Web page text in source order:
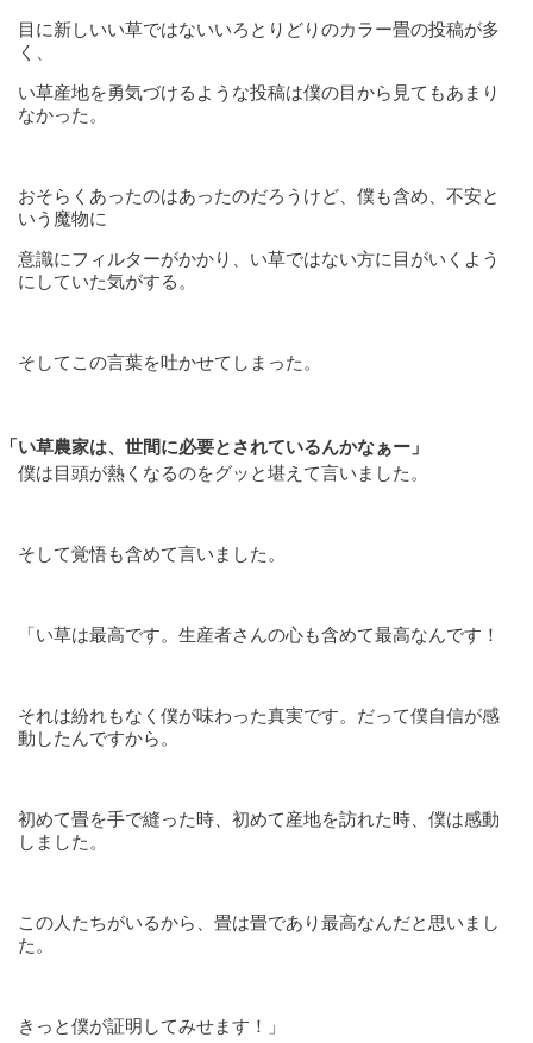
目に新しいい草ではないいろとりどりのカラー畳の投稿が多
く、
い草産地を勇気づけるような投稿は僕の目から見てもあまり
なかった。
おそらくあったのはあったのだろうけど、僕も含め、不安と
いう魔物に
意識にフィルターがかかり、い草ではない方に目がいくよう
にしていた気がする。
そしてこの言葉を吐かせてしまった。
「い草農家は、世間に必要とされているんかなぁー」
僕は目頭が熱くなるのをグッと堪えて言いました。
そして覚悟も含めて言いました。
「い草は最高です。生産者さんの心も含めて最高なんです！
それは紛れもなく僕が味わった真実です。だって僕自信が感
動したんですから。
初めて畳を手で縫った時、初めて産地を訪れた時、僕は感動
しました。
この人たちがいるから、畳は畳であり最高なんだと思いまし
た。
きっと僕が証明してみせます！」